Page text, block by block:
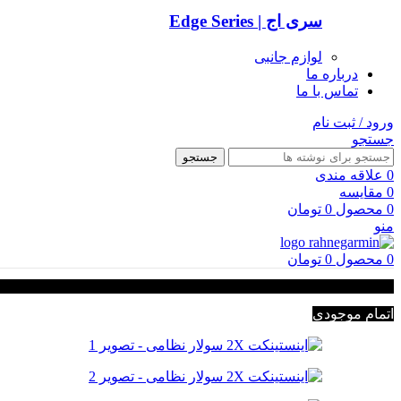
سری اج | Edge Series
لوازم جانبی
درباره ما
تماس با ما
ورود / ثبت نام
جستجو
جستجو
0 علاقه مندی
0 مقایسه
0 محصول 0 تومان
منو
0 محصول 0 تومان
اتمام موجودی